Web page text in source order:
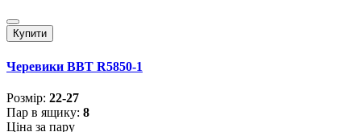
Купити
Черевики BBT R5850-1
Розмiр: 22-27
Пар в ящику: 8
Ціна за пару